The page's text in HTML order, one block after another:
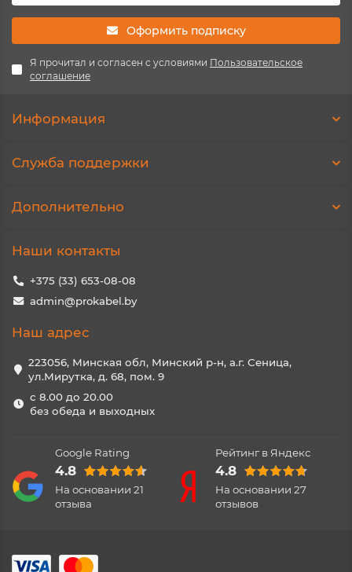
Оформить подписку
Я прочитал и согласен с условиями Пользовательское
соглашение
Информация
Служба поддержки
Дополнительно
Наши контакты
+375 (33) 653-08-08
admin@prokabel.by
Наш адрес
223056, Минская обл, Минский р-н, а.г. Сеница,
ул.Мирутка, д. 68, пом. 9
с 8.00 до 20.00
без обеда и выходных
Google Rating
4.8
На основании 21
отзыва
Рейтинг в Яндекс
4.8
На основании 27
отзывов